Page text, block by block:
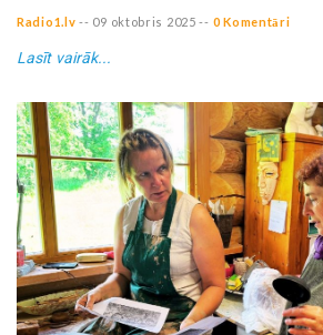
Radio1.lv -- 09 oktobris 2025 -- 0 Komentāri
Lasīt vairāk...